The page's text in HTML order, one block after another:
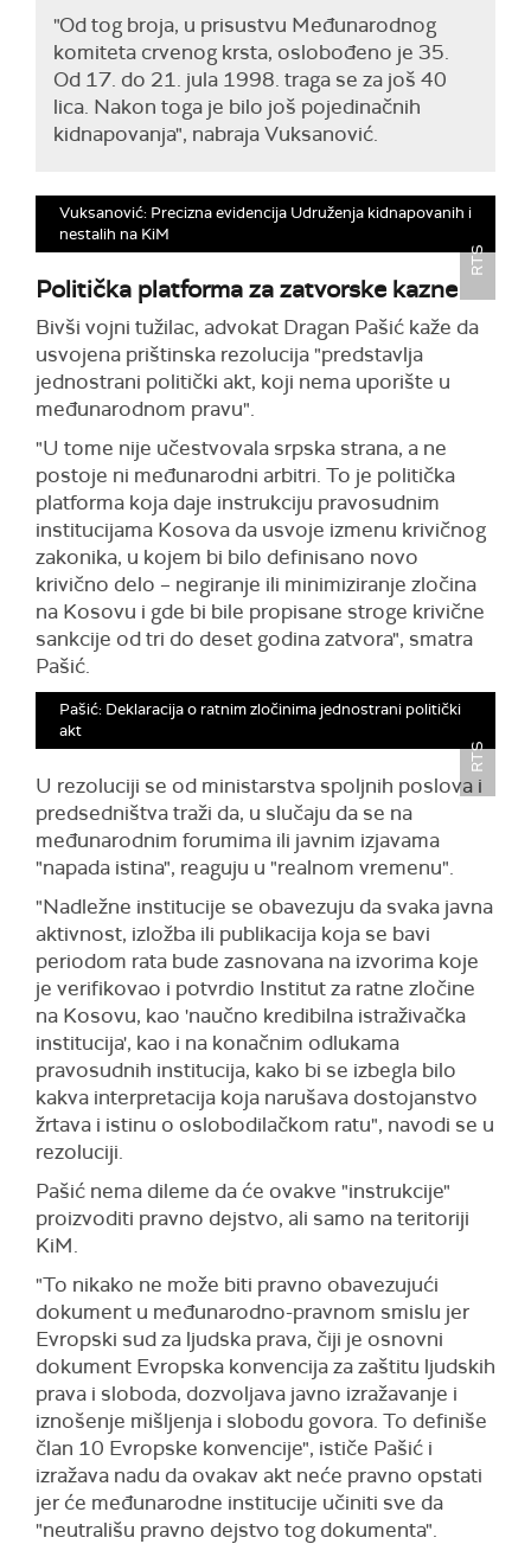
"Od tog broja, u prisustvu Međunarodnog
komiteta crvenog krsta, oslobođeno je 35.
Od 17. do 21. jula 1998. traga se za još 40
lica. Nakon toga je bilo još pojedinačnih
kidnapovanja", nabraja Vuksanović.
Vuksanović: Precizna evidencija Udruženja kidnapovanih i
nestalih na KiM
RTS
Politička platforma za zatvorske kazne
Bivši vojni tužilac, advokat Dragan Pašić kaže da
usvojena prištinska rezolucija "predstavlja
jednostrani politički akt, koji nema uporište u
međunarodnom pravu".
"U tome nije učestvovala srpska strana, a ne
postoje ni međunarodni arbitri. To je politička
platforma koja daje instrukciju pravosudnim
institucijama Kosova da usvoje izmenu krivičnog
zakonika, u kojem bi bilo definisano novo
krivično delo – negiranje ili minimiziranje zločina
na Kosovu i gde bi bile propisane stroge krivične
sankcije od tri do deset godina zatvora", smatra
Pašić.
Pašić: Deklaracija o ratnim zločinima jednostrani politički
akt
RTS
U rezoluciji se od ministarstva spoljnih poslova i
predsedništva traži da, u slučaju da se na
međunarodnim forumima ili javnim izjavama
"napada istina", reaguju u "realnom vremenu".
"Nadležne institucije se obavezuju da svaka javna
aktivnost, izložba ili publikacija koja se bavi
periodom rata bude zasnovana na izvorima koje
je verifikovao i potvrdio Institut za ratne zločine
na Kosovu, kao 'naučno kredibilna istraživačka
institucija', kao i na konačnim odlukama
pravosudnih institucija, kako bi se izbegla bilo
kakva interpretacija koja narušava dostojanstvo
žrtava i istinu o oslobodilačkom ratu", navodi se u
rezoluciji.
Pašić nema dileme da će ovakve "instrukcije"
proizvoditi pravno dejstvo, ali samo na teritoriji
KiM.
"To nikako ne može biti pravno obavezujući
dokument u međunarodno-pravnom smislu jer
Evropski sud za ljudska prava, čiji je osnovni
dokument Evropska konvencija za zaštitu ljudskih
prava i sloboda, dozvoljava javno izražavanje i
iznošenje mišljenja i slobodu govora. To definiše
član 10 Evropske konvencije", ističe Pašić i
izražava nadu da ovakav akt neće pravno opstati
jer će međunarodne institucije učiniti sve da
"neutrališu pravno dejstvo tog dokumenta".